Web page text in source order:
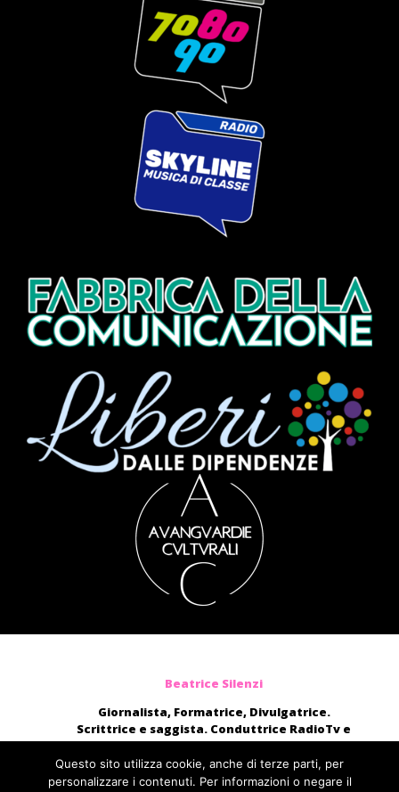
Beatrice Silenzi
Giornalista, Formatrice, Divulgatrice.
Scrittrice e saggista. Conduttrice RadioTv e
blogger.
Moderatrice, presentatrice di eventi, voce di
audiolibri e campagne pubblicitarie nazionali.
Questo sito utilizza cookie, anche di terze parti, per
personalizzare i contenuti. Per informazioni o negare il